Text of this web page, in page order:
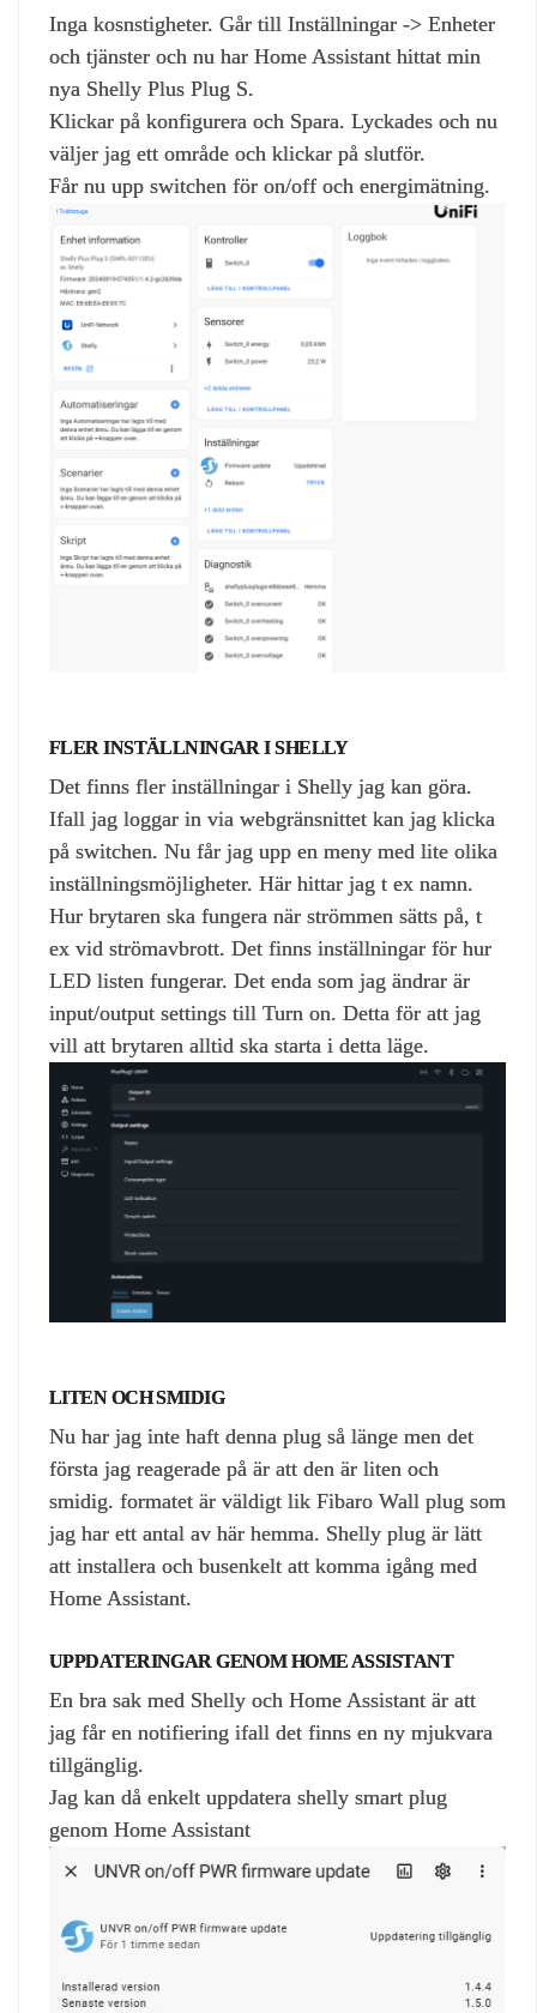
Inga kosnstigheter. Går till Inställningar -> Enheter
och tjänster och nu har Home Assistant hittat min
nya Shelly Plus Plug S.
Klickar på konfigurera och Spara. Lyckades och nu
väljer jag ett område och klickar på slutför.
Får nu upp switchen för on/off och energimätning.
FLER INSTÄLLNINGAR I SHELLY
Det finns fler inställningar i Shelly jag kan göra.
Ifall jag loggar in via webgränsnittet kan jag klicka
på switchen. Nu får jag upp en meny med lite olika
inställningsmöjligheter. Här hittar jag t ex namn.
Hur brytaren ska fungera när strömmen sätts på, t
ex vid strömavbrott. Det finns inställningar för hur
LED listen fungerar. Det enda som jag ändrar är
input/output settings till Turn on. Detta för att jag
vill att brytaren alltid ska starta i detta läge.
LITEN OCH SMIDIG
Nu har jag inte haft denna plug så länge men det
första jag reagerade på är att den är liten och
smidig. formatet är väldigt lik Fibaro Wall plug som
jag har ett antal av här hemma. Shelly plug är lätt
att installera och busenkelt att komma igång med
Home Assistant.
UPPDATERINGAR GENOM HOME ASSISTANT
En bra sak med Shelly och Home Assistant är att
jag får en notifiering ifall det finns en ny mjukvara
tillgänglig.
Jag kan då enkelt uppdatera shelly smart plug
genom Home Assistant